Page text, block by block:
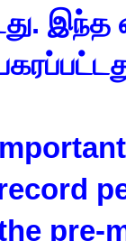
இந்த
pre-